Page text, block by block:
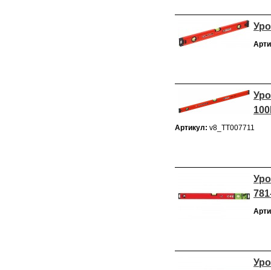
Артикул: v8_ТТ007711